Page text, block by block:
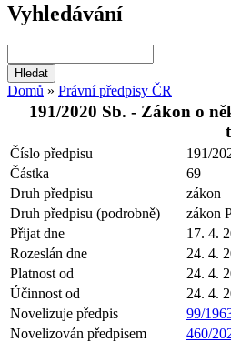
Vyhledávání
Domů » Právní předpisy ČR
191/2020 Sb. - Zákon o
Číslo předpisu
191/
Částka
69
Druh předpisu
zákon
Druh předpisu (podrobně)
zákon
Přijat dne
17. 4.
Rozeslán dne
24. 4.
Platnost od
24. 4.
Účinnost od
24. 4.
Novelizuje předpis
99/
Novelizován předpisem
460/